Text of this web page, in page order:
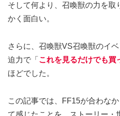
そして何より、召喚獣の力を取
かく面白い。
さらに、召喚獣VS召喚獣のイ
迫力で「 これを見るだけでも買
ほどでした。
この記事では、FF15が合わな
て感じたことを、ストーリー・